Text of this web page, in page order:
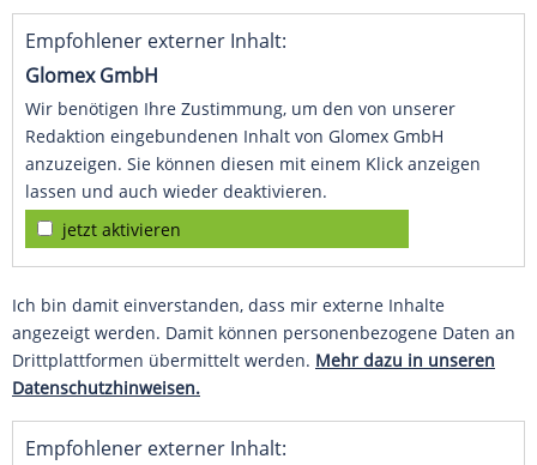
Empfohlener externer Inhalt:
Glomex GmbH
Wir benötigen Ihre Zustimmung, um den von unserer
Redaktion eingebundenen Inhalt von Glomex GmbH
anzuzeigen. Sie können diesen mit einem Klick anzeigen
lassen und auch wieder deaktivieren.
jetzt aktivieren
Ich bin damit einverstanden, dass mir externe Inhalte
angezeigt werden. Damit können personenbezogene Daten an
Drittplattformen übermittelt werden. Mehr dazu in unseren
Datenschutzhinweisen.
Empfohlener externer Inhalt: